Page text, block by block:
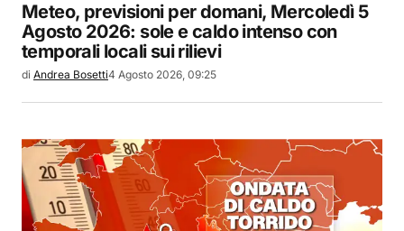
Meteo, previsioni per domani, Mercoledì 5
Agosto 2026: sole e caldo intenso con
temporali locali sui rilievi
di Andrea Bosetti4 Agosto 2026, 09:25